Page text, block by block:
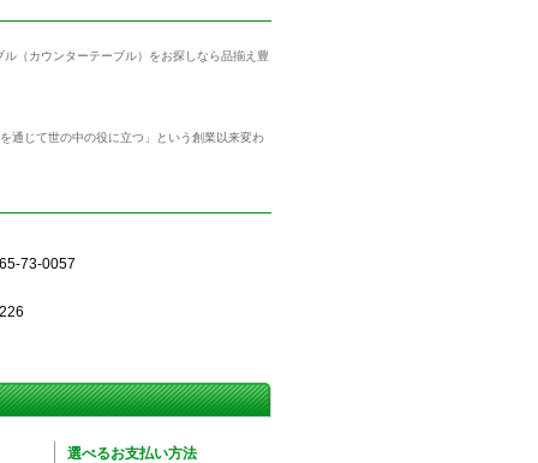
（カウンターテーブル）をお探しなら品揃え豊
通じて世の中の役に立つ」という創業以来変わ
73-0057
選べるお支払い方法